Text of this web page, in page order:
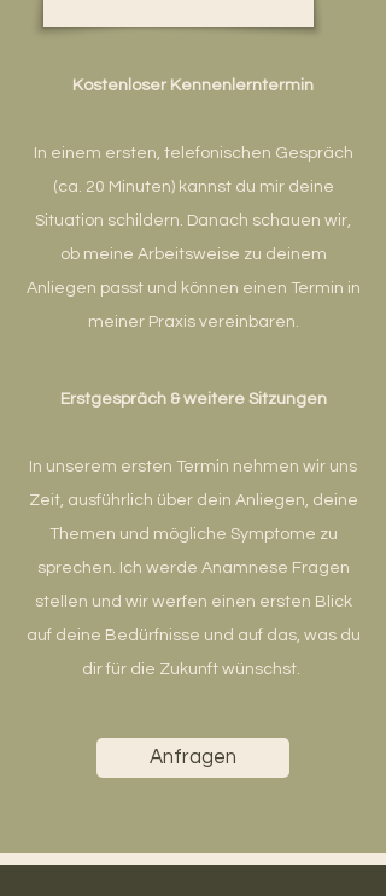
Kostenloser Kennenlerntermin
In einem ersten, telefonischen Gespräch
(ca. 20 Minuten) kannst du mir deine
Situation schildern. Danach schauen wir,
ob meine Arbeitsweise zu deinem
Anliegen passt und können einen Termin in
meiner Praxis vereinbaren.
Erstgespräch & weitere Sitzungen
In unserem ersten Termin nehmen wir uns
Zeit, ausführlich über dein Anliegen, deine
Themen und mögliche Symptome zu
sprechen. Ich werde Anamnese Fragen
stellen und wir werfen einen ersten Blick
auf deine Bedürfnisse und auf das, was du
dir für die Zukunft wünschst.
Anfragen